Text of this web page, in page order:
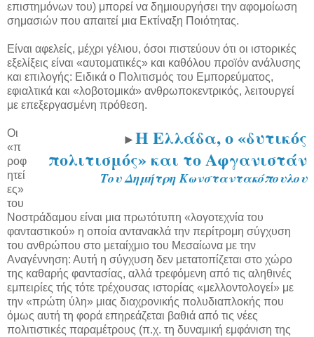
επιστημόνων του) μπορεί να δημιουργήσει την αφομοίωση
σημασιών που απαιτεί μια Εκτίναξη Ποιότητας.
Είναι αφελείς, μέχρι γέλιου, όσοι πιστεύουν ότι οι ιστορικές
εξελίξεις είναι «αυτοματικές» και καθόλου προϊόν ανάλυσης
και επιλογής: Ειδικά ο Πολιτισμός του Εμπορεύματος,
εφιαλτικά και «λοβοτομικά» ανθρωποκεντρικός, λειτουργεί
με επεξεργασμένη πρόθεση.
►Η Ελλάδα, ο «δυτικός
πολιτισμός» και το Αφγανιστάν
Του Δημήτρη Κωνσταντακόπουλου
Οι
«π
ροφ
ητεί
ες»
του
Νοστράδαμου είναι μια πρωτότυπη «λογοτεχνία του
φανταστικού» η οποία αντανακλά την περίτρομη σύγχυση
του ανθρώπου στο μεταίχμιο του Μεσαίωνα με την
Αναγέννηση: Αυτή η σύγχυση δεν μετατοπίζεται στο χώρο
της καθαρής φαντασίας, αλλά τρεφόμενη από τις αληθινές
εμπειρίες τής τότε τρέχουσας ιστορίας «μελλοντολογεί» με
την «πρώτη ύλη» μιας διαχρονικής πολυδιαπλοκής που
όμως αυτή τη φορά επηρεάζεται βαθιά από τις νέες
πολιτιστικές παραμέτρους (π.χ. τη δυναμική εμφάνιση της